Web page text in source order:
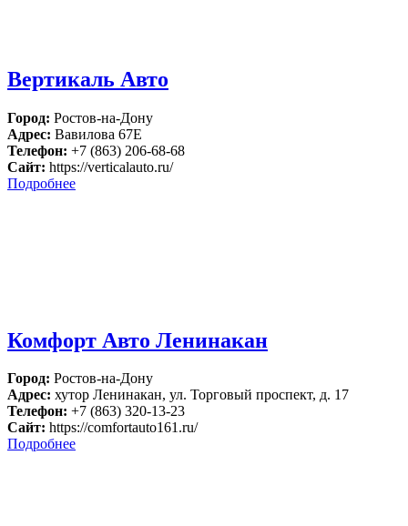
Вертикаль Авто
Город: Ростов-на-Дону
Адрес: Вавилова 67Е
Телефон: +7 (863) 206-68-68
Сайт: https://verticalauto.ru/
Подробнее
Комфорт Авто Ленинакан
Город: Ростов-на-Дону
Адрес: хутор Ленинакан, ул. Торговый проспект, д. 17
Телефон: +7 (863) 320-13-23
Сайт: https://comfortauto161.ru/
Подробнее